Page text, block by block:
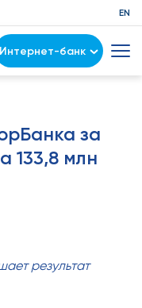
EN
Интернет-банк
за
133,8 млн
результат